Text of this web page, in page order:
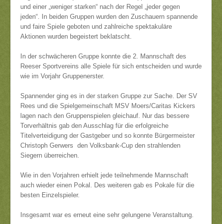
und einer „weniger starken“ nach der Regel „jeder gegen
jeden“. In beiden Gruppen wurden den Zuschauern spannende
und faire Spiele geboten und zahlreiche spektakuläre
Aktionen wurden begeistert beklatscht.
In der schwächeren Gruppe konnte die 2. Mannschaft des
Reeser Sportvereins alle Spiele für sich entscheiden und wurde
wie im Vorjahr Gruppenerster.
Spannender ging es in der starken Gruppe zur Sache. Der SV
Rees und die Spielgemeinschaft MSV Moers/Caritas Kickers
lagen nach den Gruppenspielen gleichauf. Nur das bessere
Torverhältnis gab den Ausschlag für die erfolgreiche
Titelverteidigung der Gastgeber und so konnte Bürgermeister
Christoph Gerwers den Volksbank-Cup den strahlenden
Siegern überreichen.
Wie in den Vorjahren erhielt jede teilnehmende Mannschaft
auch wieder einen Pokal. Des weiteren gab es Pokale für die
besten Einzelspieler.
Insgesamt war es erneut eine sehr gelungene Veranstaltung.